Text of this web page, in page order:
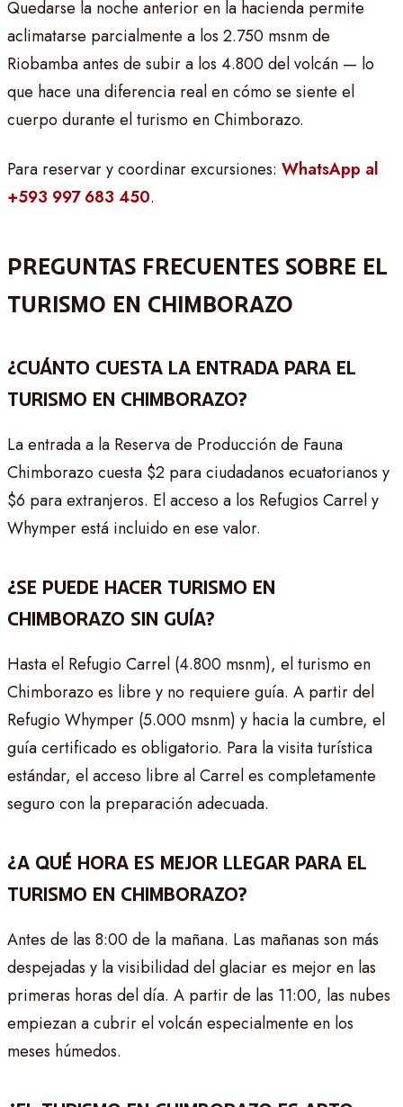
Quedarse la noche anterior en la hacienda permite
aclimatarse parcialmente a los 2.750 msnm de
Riobamba antes de subir a los 4.800 del volcán — lo
que hace una diferencia real en cómo se siente el
cuerpo durante el turismo en Chimborazo.
Para reservar y coordinar excursiones: WhatsApp al
+593 997 683 450.
PREGUNTAS FRECUENTES SOBRE EL
TURISMO EN CHIMBORAZO
¿CUÁNTO CUESTA LA ENTRADA PARA EL
TURISMO EN CHIMBORAZO?
La entrada a la Reserva de Producción de Fauna
Chimborazo cuesta $2 para ciudadanos ecuatorianos y
$6 para extranjeros. El acceso a los Refugios Carrel y
Whymper está incluido en ese valor.
¿SE PUEDE HACER TURISMO EN
CHIMBORAZO SIN GUÍA?
Hasta el Refugio Carrel (4.800 msnm), el turismo en
Chimborazo es libre y no requiere guía. A partir del
Refugio Whymper (5.000 msnm) y hacia la cumbre, el
guía certificado es obligatorio. Para la visita turística
estándar, el acceso libre al Carrel es completamente
seguro con la preparación adecuada.
¿A QUÉ HORA ES MEJOR LLEGAR PARA EL
TURISMO EN CHIMBORAZO?
Antes de las 8:00 de la mañana. Las mañanas son más
despejadas y la visibilidad del glaciar es mejor en las
primeras horas del día. A partir de las 11:00, las nubes
empiezan a cubrir el volcán especialmente en los
meses húmedos.